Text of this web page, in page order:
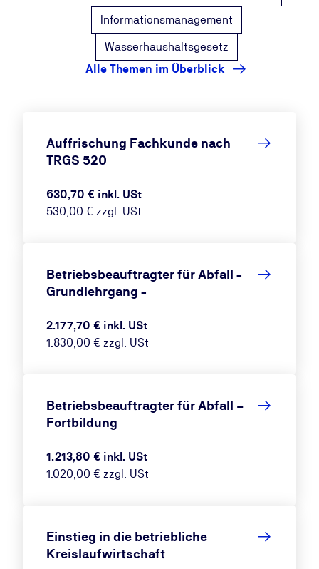
Informationsmanagement
Wasserhaushaltsgesetz
Alle Themen im Überblick
Auffrischung Fachkunde nach
TRGS 520
630,70 € inkl. USt
530,00 € zzgl. USt
Betriebsbeauftragter für Abfall -
Grundlehrgang -
2.177,70 € inkl. USt
1.830,00 € zzgl. USt
Betriebsbeauftragter für Abfall –
Fortbildung
1.213,80 € inkl. USt
1.020,00 € zzgl. USt
Einstieg in die betriebliche
Kreislaufwirtschaft